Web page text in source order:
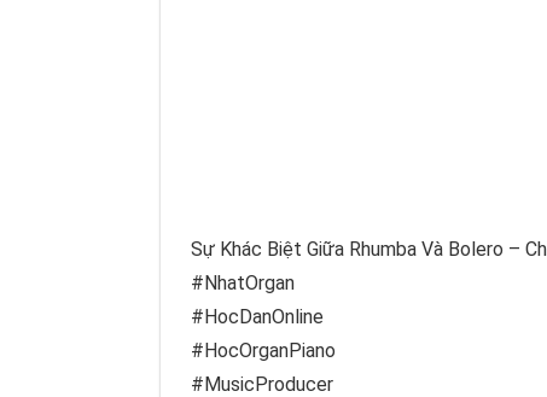
Sự Khác Biệt Giữa Rhumba Và Bolero –
#NhatOrgan
#HocDanOnline
#HocOrganPiano
#MusicProducer